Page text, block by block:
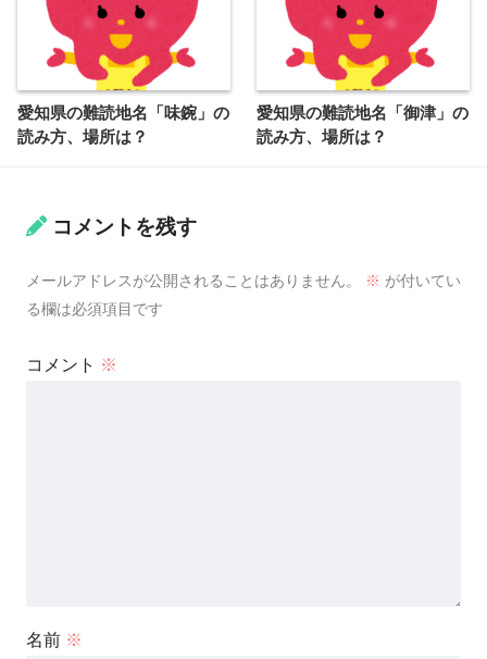
愛知県の難読地名「味鋺」の
読み方、場所は？
愛知県の難読地名「御津」の
読み方、場所は？
コメントを残す
メールアドレスが公開されることはありません。 ※ が付いてい
る欄は必須項目です
コメント ※
名前 ※